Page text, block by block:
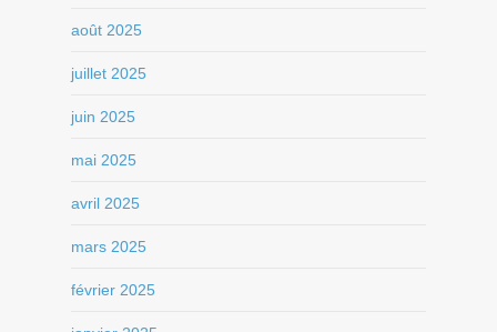
août 2025
juillet 2025
juin 2025
mai 2025
avril 2025
mars 2025
février 2025